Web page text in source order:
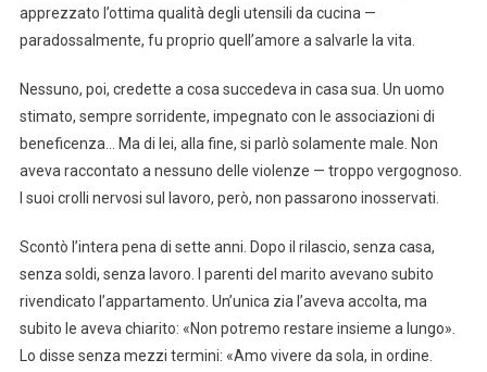
apprezzato l’ottima qualità degli utensili da cucina —
paradossalmente, fu proprio quell’amore a salvarle la vita.
Nessuno, poi, credette a cosa succedeva in casa sua. Un uomo
stimato, sempre sorridente, impegnato con le associazioni di
beneficenza… Ma di lei, alla fine, si parlò solamente male. Non
aveva raccontato a nessuno delle violenze — troppo vergognoso.
I suoi crolli nervosi sul lavoro, però, non passarono inosservati.
Scontò l’intera pena di sette anni. Dopo il rilascio, senza casa,
senza soldi, senza lavoro. I parenti del marito avevano subito
rivendicato l’appartamento. Un’unica zia l’aveva accolta, ma
subito le aveva chiarito: «Non potremo restare insieme a lungo».
Lo disse senza mezzi termini: «Amo vivere da sola, in ordine.